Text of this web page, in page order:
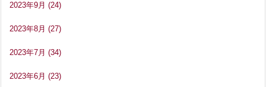
2023年9月 (24)
2023年8月 (27)
2023年7月 (34)
2023年6月 (23)